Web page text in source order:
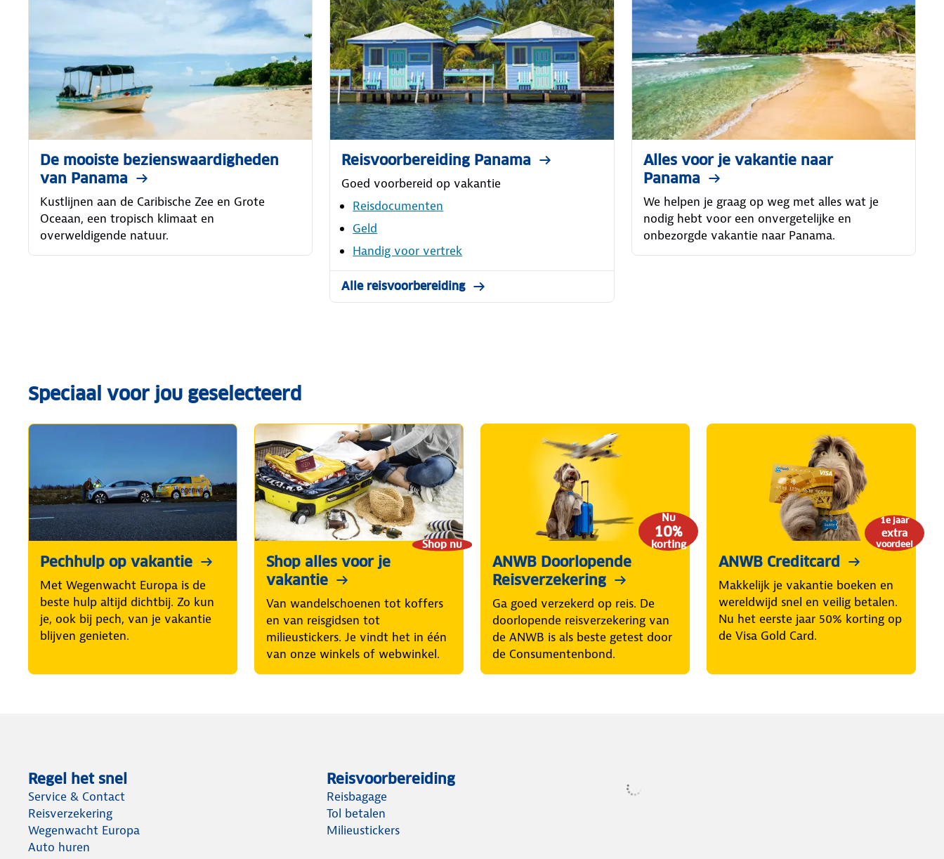
De mooiste bezienswaardigheden
van Panama
Kustlijnen aan de Caribische Zee en Grote
Oceaan, een tropisch klimaat en
overweldigende natuur.
Reisvoorbereiding Panama
Goed voorbereid op vakantie
Reisdocumenten
Geld
Handig voor vertrek
Alle reisvoorbereiding
Alles voor je vakantie naar
Panama
We helpen je graag op weg met alles wat je
nodig hebt voor een onvergetelijke en
onbezorgde vakantie naar Panama.
Speciaal voor jou geselecteerd
Pechhulp op vakantie
Met Wegenwacht Europa is de
beste hulp altijd dichtbij. Zo kun
je, ook bij pech, van je vakantie
blijven genieten.
Shop nu
Shop alles voor je
vakantie
Van wandelschoenen tot koffers
en van reisgidsen tot
milieustickers. Je vindt het in één
van onze winkels of webwinkel.
Nu
10%
korting
ANWB Doorlopende
Reisverzekering
Ga goed verzekerd op reis. De
doorlopende reisverzekering van
de ANWB is als beste getest door
de Consumentenbond.
1e jaar
extra
voordeel
ANWB Creditcard
Makkelijk je vakantie boeken en
wereldwijd snel en veilig betalen.
Nu het eerste jaar 50% korting op
de Visa Gold Card.
Regel het snel
Service & Contact
Reisverzekering
Wegenwacht Europa
Auto huren
Reisvoorbereiding
Reisbagage
Tol betalen
Milieustickers